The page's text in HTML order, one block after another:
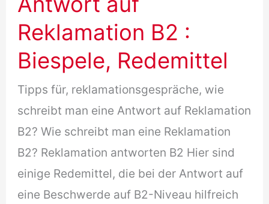
Reklamation B2 :
Biespele, Redemittel
Tipps für, reklamationsgespräche, wie
schreibt man eine Antwort auf Reklamation
B2? Wie schreibt man eine Reklamation
B2? Reklamation antworten B2 Hier sind
einige Redemittel, die bei der Antwort auf
eine Beschwerde auf B2-Niveau hilfreich